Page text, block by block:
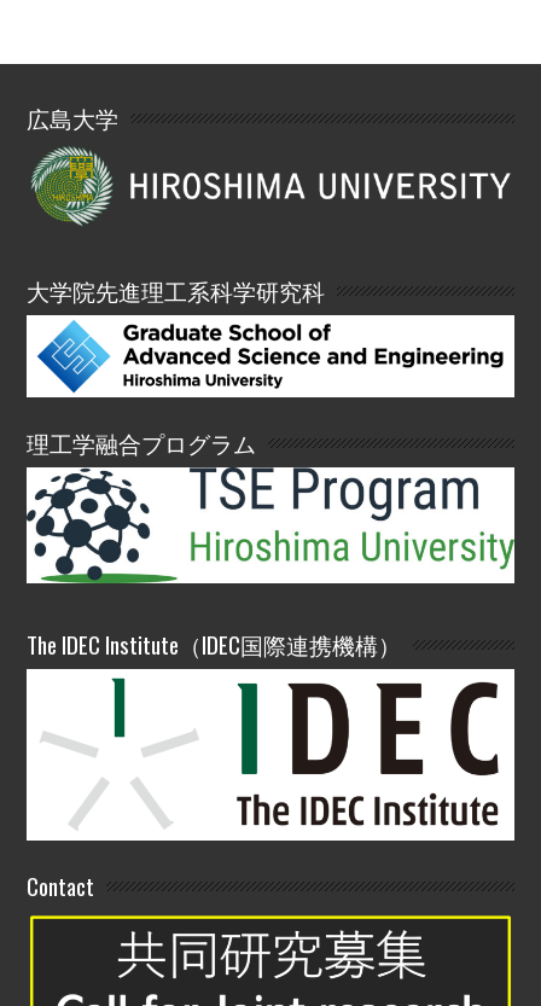
広島大学
大学院先進理工系科学研究科
理工学融合プログラム
The IDEC Institute（IDEC国際連携機構）
Contact